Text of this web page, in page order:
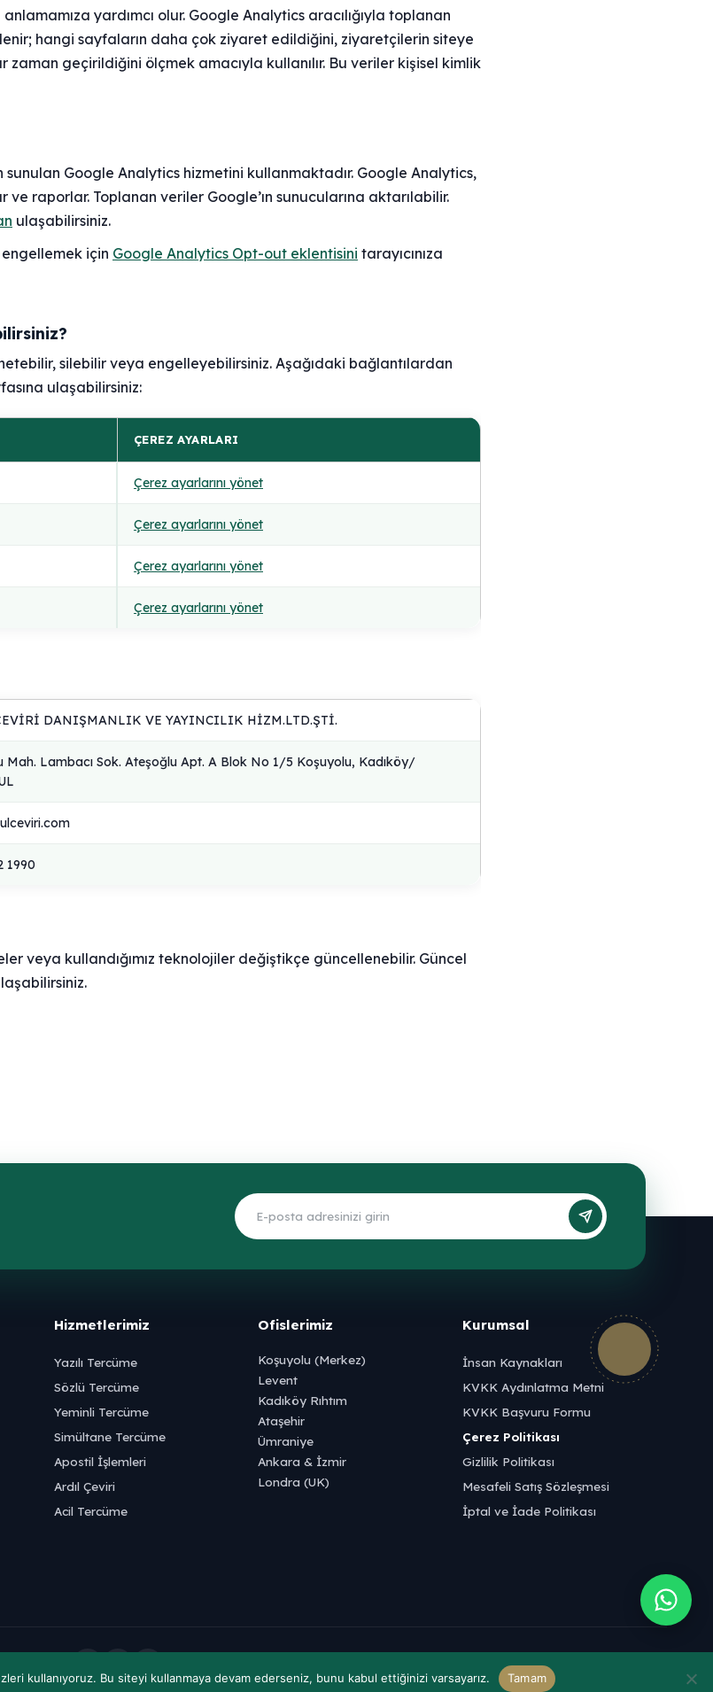
yardımcı olur. Google Analytics aracılığıyla toplanan
hangi sayfaların daha çok ziyaret edildiğini, ziyaretçilerin siteye
geçirildiğini ölçmek amacıyla kullanılır. Bu veriler kişisel kimlik
Google Analytics hizmetini kullanmaktadır. Google Analytics,
raporlar. Toplanan veriler Google’ın sunucularına aktarılabilir.
ulaşabilirsiniz.
engellemek için Google Analytics Opt-out eklentisini tarayıcınıza
silebilir veya engelleyebilirsiniz. Aşağıdaki bağlantılardan
ulaşabilirsiniz:
ÇEREZ AYARLARI
Çerez ayarlarını yönet
Çerez ayarlarını yönet
Çerez ayarlarını yönet
Çerez ayarlarını yönet
DANIŞMANLIK VE YAYINCILIK HİZM.LTD.ŞTİ.
Mah. Lambacı Sok. Ateşoğlu Apt. A Blok No 1/5 Koşuyolu, Kadıköy/
1990
veya kullandığımız teknolojiler değiştikçe güncellenebilir. Güncel
Hizmetlerimiz
Yazılı Tercüme
Sözlü Tercüme
Yeminli Tercüme
Simültane Tercüme
Apostil İşlemleri
Ardıl Çeviri
Acil Tercüme
Ofislerimiz
Koşuyolu (Merkez)
Levent
Kadıköy Rıhtım
Ataşehir
Ümraniye
Ankara & İzmir
Londra (UK)
Kurumsal
İnsan Kaynakları
KVKK Aydınlatma Metni
KVKK Başvuru Formu
Çerez Politikası
Gizlilik Politikası
Mesafeli Satış Sözleşmesi
İptal ve İade Politikası
kullanıyoruz. Bu siteyi kullanmaya devam ederseniz, bunu kabul ettiğinizi varsayarız. Tamam